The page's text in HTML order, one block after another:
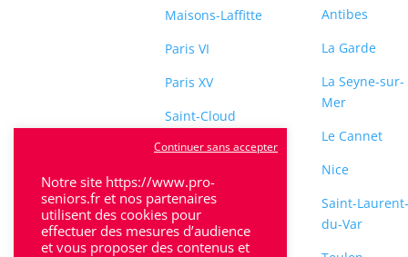
Maisons-Laffitte
Paris VI
Paris XV
Saint-Cloud
Sceaux
Antibes
La Garde
La Seyne-sur-
Mer
Le Cannet
Nice
Saint-Laurent-
du-Var
Notre site https://www.pro-
seniors.fr et nos partenaires
utilisent des cookies pour
effectuer des mesures d’audience
et vous proposer des contenus et
Continuer sans accepter